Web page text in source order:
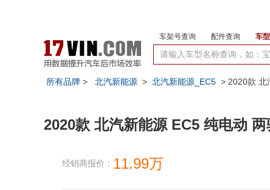
车架号查询 配件查询 车
所有品牌 > 北汽新能源 > 北汽新能源_EC5 > 2020款 北
2020款 北汽新能源 EC5 纯电动
经销商报价： 11.99万